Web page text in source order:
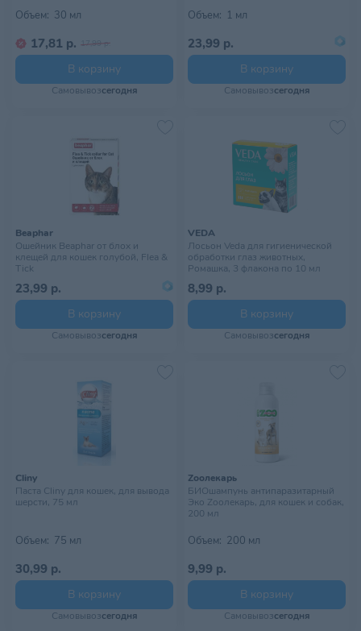
Объем: 30 мл
17,81 р. 17,99 р.
В корзину
Самовывозсегодня
Объем: 1 мл
23,99 р.
В корзину
Самовывозсегодня
Beaphar
Ошейник Beaphar от блох и
клещей для кошек голубой, Flea &
Tick
23,99 р.
В корзину
Самовывозсегодня
VEDA
Лосьон Veda для гигиенической
обработки глаз животных,
Ромашка, 3 флакона по 10 мл
8,99 р.
В корзину
Самовывозсегодня
Cliny
Паста Cliny для кошек, для вывода
шерсти, 75 мл
Объем: 75 мл
30,99 р.
В корзину
Самовывозсегодня
Zooлекарь
БИОшампунь антипаразитарный
Эко Zooлекарь, для кошек и собак,
200 мл
Объем: 200 мл
9,99 р.
В корзину
Самовывозсегодня